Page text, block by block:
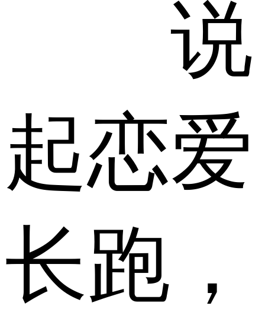
说
起恋爱
长跑，